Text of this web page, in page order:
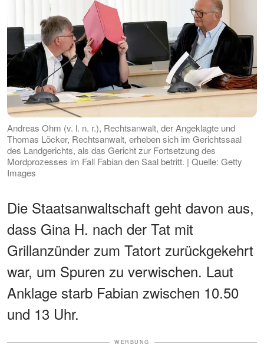
Andreas Ohm (v. l. n. r.), Rechtsanwalt, der Angeklagte und
Thomas Löcker, Rechtsanwalt, erheben sich im Gerichtssaal
des Landgerichts, als das Gericht zur Fortsetzung des
Mordprozesses im Fall Fabian den Saal betritt. | Quelle: Getty
Images
Die Staatsanwaltschaft geht davon aus,
dass Gina H. nach der Tat mit
Grillanzünder zum Tatort zurückgekehrt
war, um Spuren zu verwischen. Laut
Anklage starb Fabian zwischen 10.50
und 13 Uhr.
WERBUNG